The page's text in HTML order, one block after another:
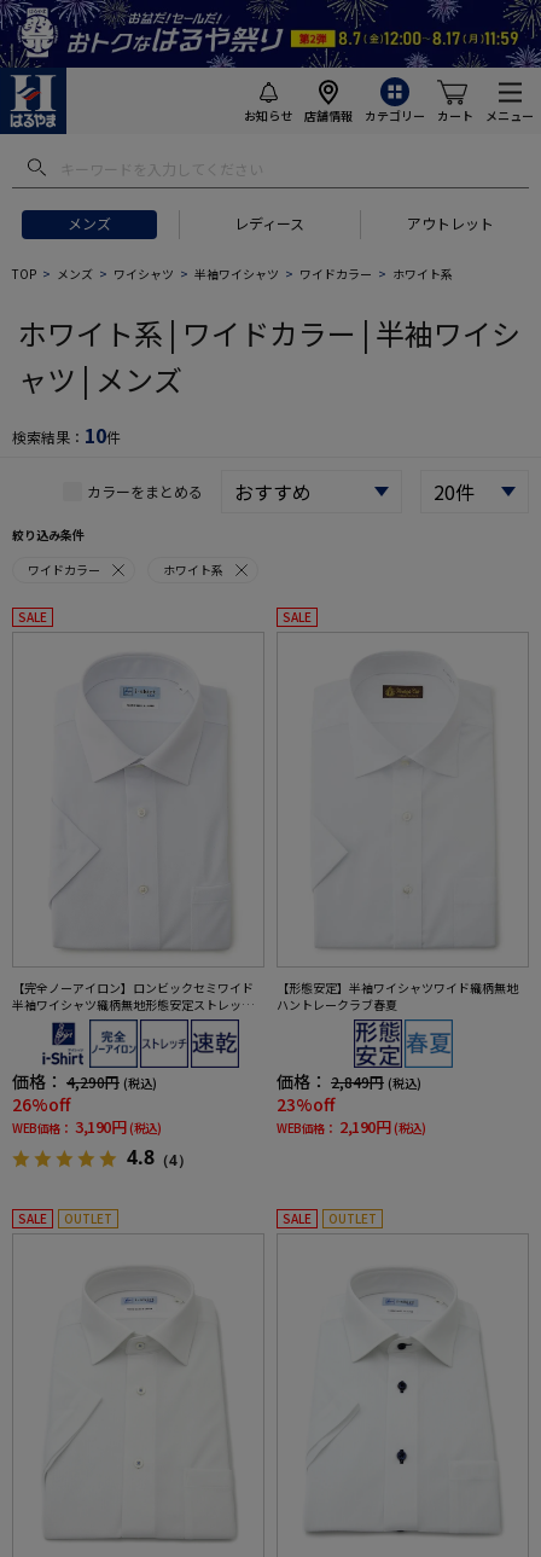
お知らせ 店舗情報 カテゴリー カート メニュー
メンズ レディース アウトレット
フトにおすすめ #セットアップ スーツ
TOP メンズ ワイシャツ 半袖ワイシャツ ワイドカラー ホワイト系
ホワイト系 | ワイドカラー | 半袖ワイシ
ャツ | メンズ
検索結果： 10件
カラーをまとめる
絞り込み条件
ワイドカラー
ホワイト系
SALE
【完全ノーアイロン】ロンビックセミワイド
半袖ワイシャツ織柄無地形態安定ストレッチ
吸汗速乾ワイシャツ春夏
価格： 4,290円 (税込)
26%off
WEB価格： 3,190円 (税込)
4.8 （4）
SALE
【形態安定】半袖ワイシャツワイド織柄無地
ハントレークラブ春夏
価格： 2,849円 (税込)
23%off
WEB価格： 2,190円 (税込)
SALE OUTLET SALE OUTLET